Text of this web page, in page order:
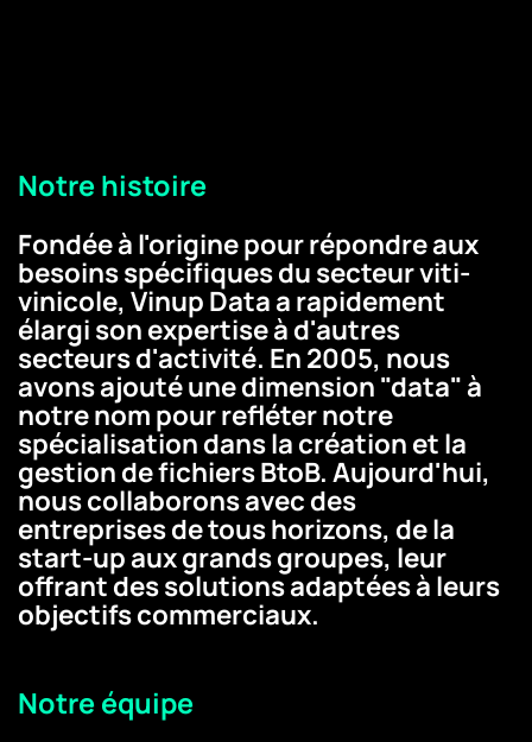
Notre histoire
Fondée à l'origine pour répondre aux
besoins spécifiques du secteur viti-
vinicole, Vinup Data a rapidement
élargi son expertise à d'autres
secteurs d'activité. En 2005, nous
avons ajouté une dimension "data" à
notre nom pour refléter notre
spécialisation dans la création et la
gestion de fichiers BtoB. Aujourd'hui,
nous collaborons avec des
entreprises de tous horizons, de la
start-up aux grands groupes, leur
offrant des solutions adaptées à leurs
objectifs commerciaux.
Notre équipe